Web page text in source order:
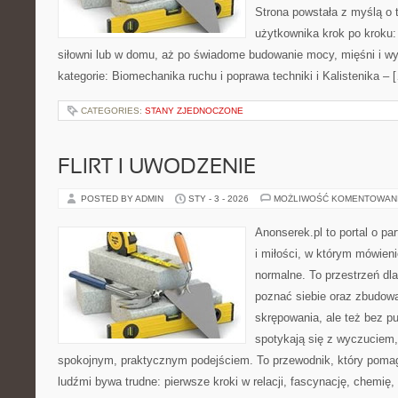
Strona powstała z myślą o
użytkownika krok po
siłowni lub w domu, aż po świadome budowanie mocy, mięśni i
kategorie: Biomechanika ruchu i poprawa techniki i Kalistenika –
CATEGORIES: STANY ZJEDNOCZONE
FLIRT I UWODZENIE
POSTED BY ADMIN STY - 3 - 2026 MOŻLIWOŚĆ
Anonserek.pl to portal o
i miłości, w którym
normalne. To przestrzeń
poznać siebie oraz
skrępowania, ale też bez
spotykają się z
spokojnym, praktycznym podejściem. To przewodnik, który
ludźmi bywa trudne: pierwsze kroki w relacji, fascynację,